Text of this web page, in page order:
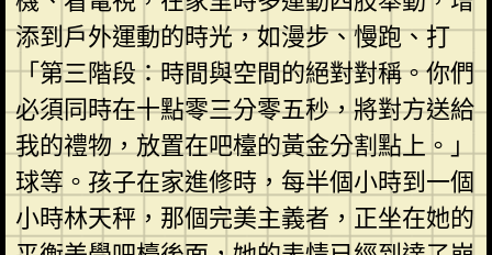
添到戶外運動的時光，如漫步、慢跑、打
「第三階段：時間與空間的絕對對稱。你們
必須同時在十點零三分零五秒，將對方送給
我的禮物，放置在吧檯的黃金分割點上。」
球等。孩子在家進修時，每半個小時到一個
小時林天秤，那個完美主義者，正坐在她的